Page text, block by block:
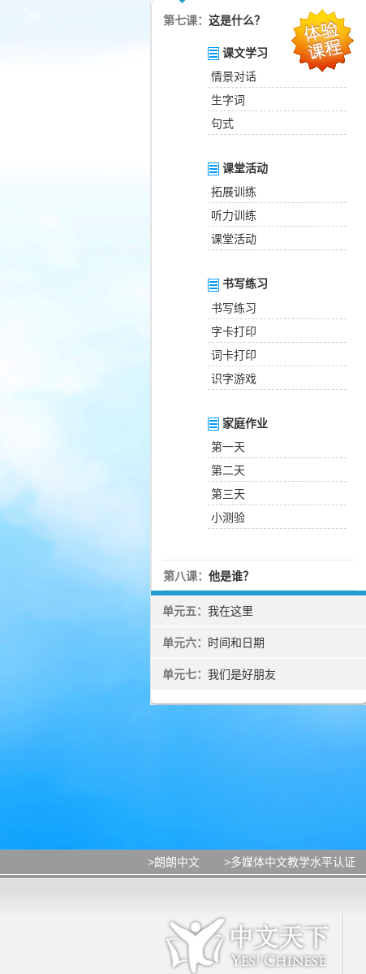
第七课： 这是什么？
课文学习
情景对话
生字词
句式
课堂活动
拓展训练
听力训练
课堂活动
书写练习
书写练习
字卡打印
词卡打印
识字游戏
家庭作业
第一天
第二天
第三天
小测验
第八课： 他是谁？
单元五： 我在这里
单元六： 时间和日期
单元七： 我们是好朋友
>朗朗中文 >多媒体中文教学水平认证